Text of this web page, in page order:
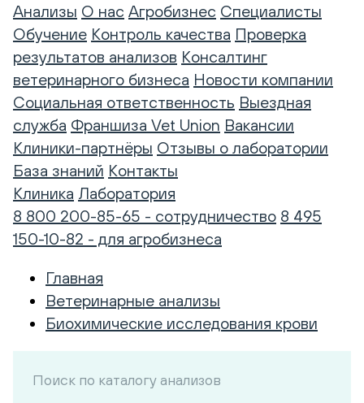
Анализы О нас Агробизнес Специалисты
Обучение Контроль качества Проверка
результатов анализов Консалтинг
ветеринарного бизнеса Новости компании
Социальная ответственность Выездная
служба Франшиза Vet Union Вакансии
Клиники-партнёры Отзывы о лаборатории
База знаний Контакты
Клиника Лаборатория
8 800 200-85-65 - сотрудничество 8 495
150-10-82 - для агробизнеса
Главная
Ветеринарные анализы
Биохимические исследования крови